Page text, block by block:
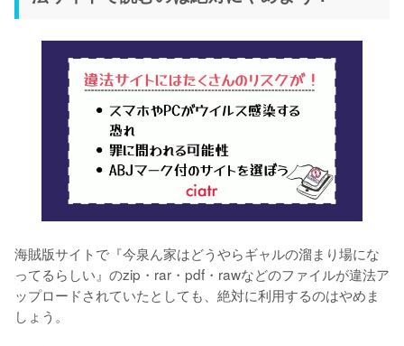
海賊版サイトで『今泉ん家はどうやらギャルの溜まり場にな
ってるらしい』のzip・rar・pdf・rawなどのファイルが違法ア
ップロードされていたとしても、絶対に利用するのはやめま
しょう。